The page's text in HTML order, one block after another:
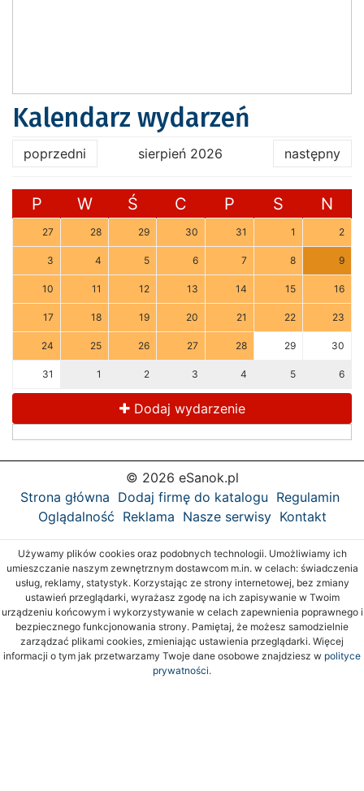
Kalendarz wydarzeń
poprzedni sierpień 2026 następny
P W Ś C P S N
27 28 29 30 31 1 2
3 4 5 6 7 8 9
10 11 12 13 14 15 16
17 18 19 20 21 22 23
24 25 26 27 28 29 30
31 1 2 3 4 5 6
Dodaj wydarzenie
© 2026 eSanok.pl
Strona główna Dodaj firmę do katalogu Regulamin
Oglądalność Reklama Nasze serwisy Kontakt
Używamy plików cookies oraz podobnych technologii. Umożliwiamy ich
umieszczanie naszym zewnętrznym dostawcom m.in. w celach: świadczenia
usług, reklamy, statystyk. Korzystając ze strony internetowej, bez zmiany
ustawień przeglądarki, wyrażasz zgodę na ich zapisywanie w Twoim
urządzeniu końcowym i wykorzystywanie w celach zapewnienia poprawnego i
bezpiecznego funkcjonowania strony. Pamiętaj, że możesz samodzielnie
zarządzać plikami cookies, zmieniając ustawienia przeglądarki. Więcej
informacji o tym jak przetwarzamy Twoje dane osobowe znajdziesz w polityce
prywatności.